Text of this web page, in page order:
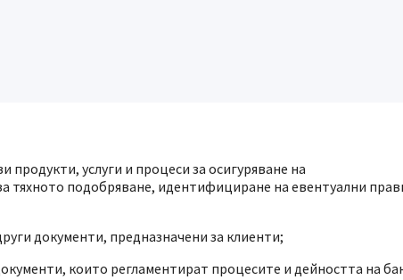
услуги и процеси за осигуряване на
тяхното подобряване, идентифициране на евентуални
документи, предназначени за клиенти;
които регламентират процесите и дейността на